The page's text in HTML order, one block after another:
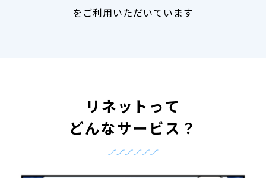
をご利用いただいています
リネットって
どんなサービス？